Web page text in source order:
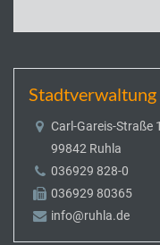
Stadtverwaltung
Carl-Gareis-Straße
99842 Ruhla
036929 828-0
036929 80365
info@ruhla.de